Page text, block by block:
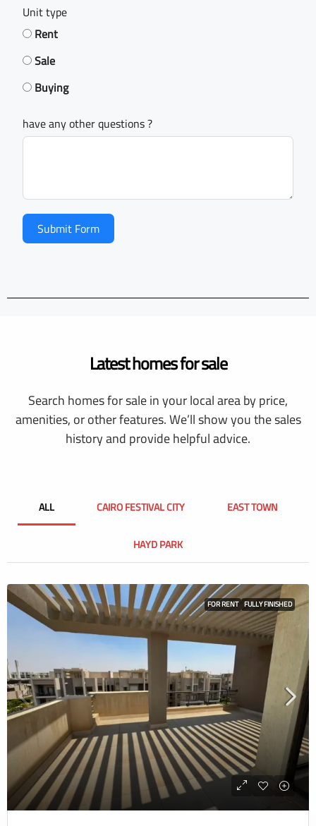
Unit type
Rent
Sale
Buying
have any other questions ?
Submit Form
Latest homes for sale
Search homes for sale in your local area by price,
amenities, or other features. We’ll show you the sales
history and provide helpful advice.
ALL CAIRO FESTIVAL CITY EAST TOWN
HAYD PARK
FOR RENT FULLY FINISHED